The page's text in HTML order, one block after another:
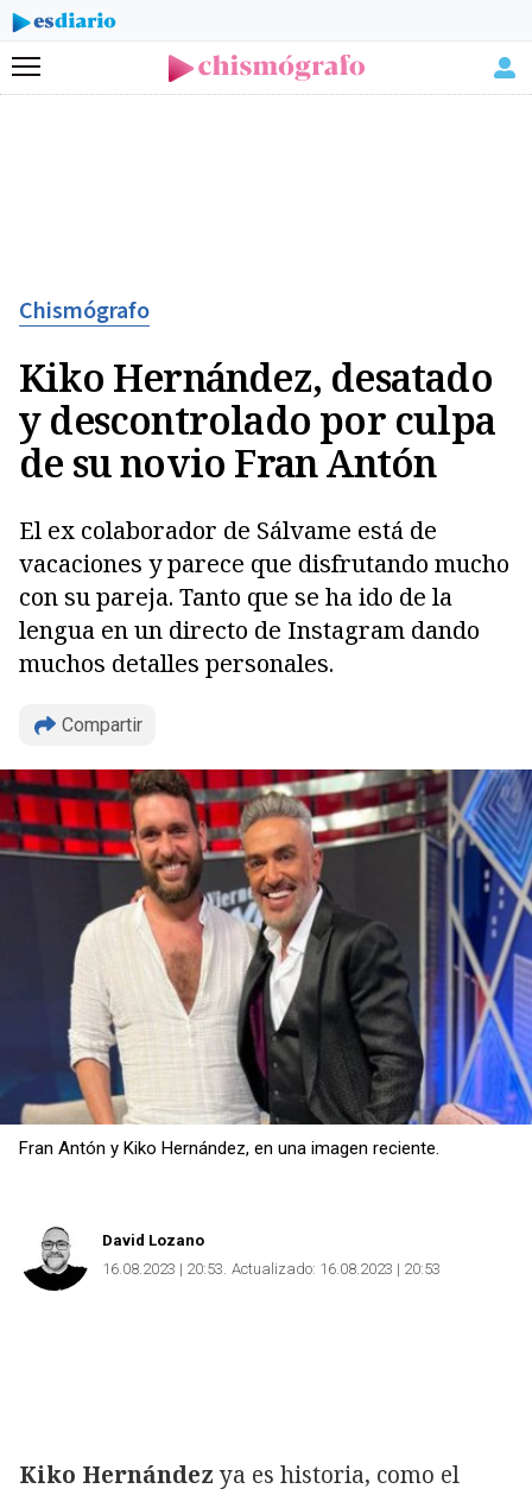
Menú
Chismógrafo
Kiko Hernández, desatado
y descontrolado por culpa
de su novio Fran Antón
El ex colaborador de Sálvame está de
vacaciones y parece que disfrutando mucho
con su pareja. Tanto que se ha ido de la
lengua en un directo de Instagram dando
muchos detalles personales.
Compartir
Copiar
Fran Antón y Kiko Hernández, en una imagen reciente.
David Lozano
16.08.2023 | 20:53 Actualizado: 16.08.2023 | 20:53
Kiko Hernández ya es historia, como el